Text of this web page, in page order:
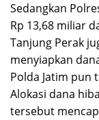
Sedangkan
Rp 13,68 miliar
Tanjung Perak
menyiapkan
Polda Jatim pun
Alokasi dana
tersebut